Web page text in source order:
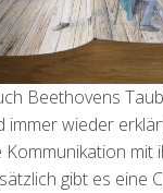
Beethovens
immer wieder
Kommunikation mit
gibt es eine